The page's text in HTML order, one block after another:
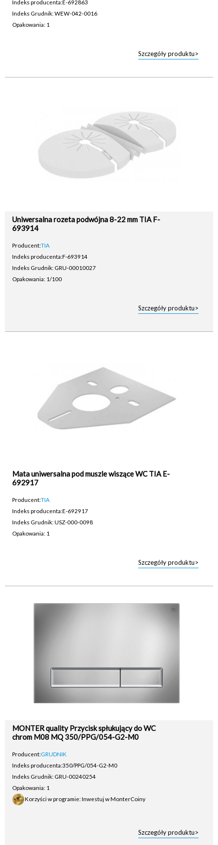
Indeks producenta:E-692863
Indeks Grudnik: WEW-042-0016
Opakowania: 1
Szczegóły produktu>
Uniwersalna rozeta podwójna 8-22 mm TIA F-
693914
Producent:TIA
Indeks producenta:F-693914
Indeks Grudnik: GRU-00010027
Opakowania: 1/100
Szczegóły produktu>
Mata uniwersalna pod muszle wiszące WC TIA E-
692917
Producent:TIA
Indeks producenta:E-692917
Indeks Grudnik: USZ-000-0098
Opakowania: 1
Szczegóły produktu>
MONTER quality Przycisk spłukujący do WC
chrom M08 MQ 350/PPG/054-G2-M0
Producent:GRUDNIK
Indeks producenta:350/PPG/054-G2-M0
Indeks Grudnik: GRU-00240254
Opakowania: 1
Korzyści w programie: Inwestuj w MonterCoiny
Szczegóły produktu>